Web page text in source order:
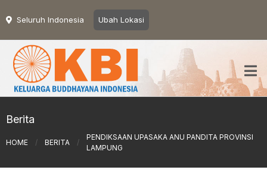
Seluruh Indonesia Ubah Lokasi
Berita
HOME / BERITA /
PENDIKSAAN UPASAKA ANU PANDITA PROVINSI
LAMPUNG